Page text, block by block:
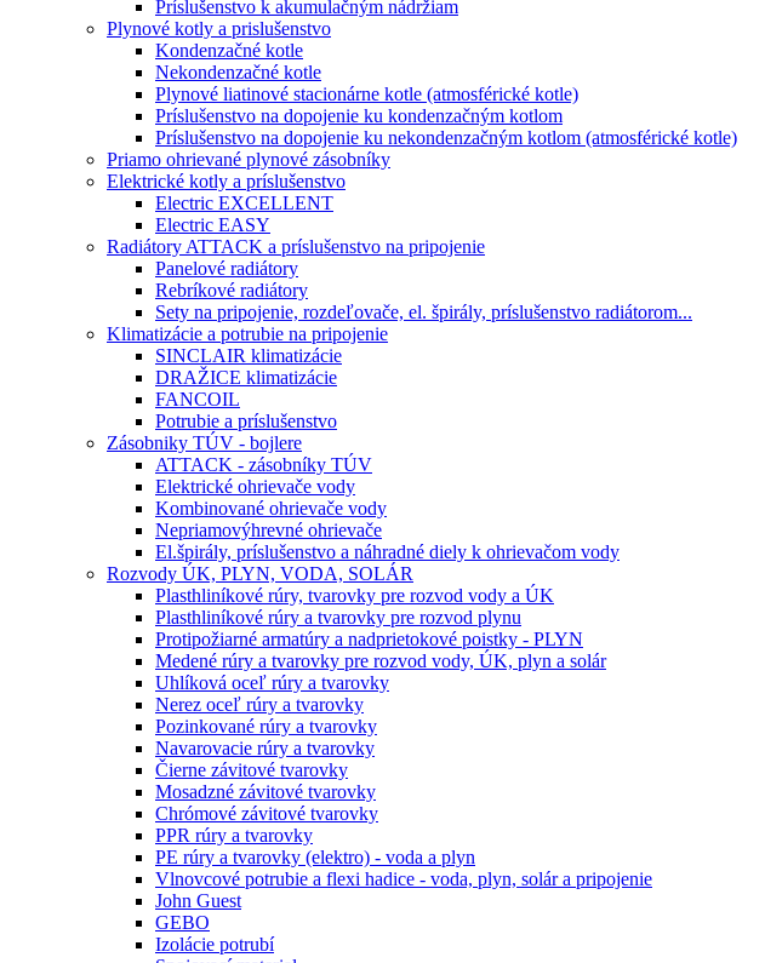
Príslušenstvo k akumulačným nádržiam
Plynové kotly a prislušenstvo
Kondenzačné kotle
Nekondenzačné kotle
Plynové liatinové stacionárne kotle (atmosférické kotle)
Príslušenstvo na dopojenie ku kondenzačným kotlom
Príslušenstvo na dopojenie ku nekondenzačným kotlom (atmosférické kotle)
Priamo ohrievané plynové zásobníky
Elektrické kotly a príslušenstvo
Electric EXCELLENT
Electric EASY
Radiátory ATTACK a príslušenstvo na pripojenie
Panelové radiátory
Rebríkové radiátory
Sety na pripojenie, rozdeľovače, el. špirály, príslušenstvo radiátorom...
Klimatizácie a potrubie na pripojenie
SINCLAIR klimatizácie
DRAŽICE klimatizácie
FANCOIL
Potrubie a príslušenstvo
Zásobniky TÚV - bojlere
ATTACK - zásobníky TÚV
Elektrické ohrievače vody
Kombinované ohrievače vody
Nepriamovýhrevné ohrievače
El.špirály, príslušenstvo a náhradné diely k ohrievačom vody
Rozvody ÚK, PLYN, VODA, SOLÁR
Plasthliníkové rúry, tvarovky pre rozvod vody a ÚK
Plasthliníkové rúry a tvarovky pre rozvod plynu
Protipožiarné armatúry a nadprietokové poistky - PLYN
Medené rúry a tvarovky pre rozvod vody, ÚK, plyn a solár
Uhlíková oceľ rúry a tvarovky
Nerez oceľ rúry a tvarovky
Pozinkované rúry a tvarovky
Navarovacie rúry a tvarovky
Čierne závitové tvarovky
Mosadzné závitové tvarovky
Chrómové závitové tvarovky
PPR rúry a tvarovky
PE rúry a tvarovky (elektro) - voda a plyn
Vlnovcové potrubie a flexi hadice - voda, plyn, solár a pripojenie
John Guest
GEBO
Izolácie potrubí